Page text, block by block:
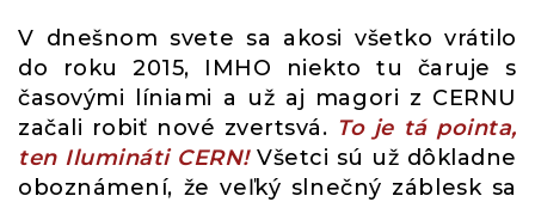
V dnešnom svete sa akosi všetko vrátilo
do roku 2015, IMHO niekto tu čaruje s
časovými líniami a už aj magori z CERNU
začali robiť nové zvertsvá. To je tá pointa,
ten Ilumináti CERN!Všetci sú už dôkladne
oboznámení, že veľký slnečný záblesk sa